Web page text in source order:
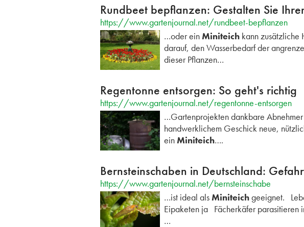
Rundbeet bepflanzen: Gestalten Sie
https://www.gartenjournal.net/rundbeet-bepflanzen
…oder ein Miniteich kann zusätzliche
darauf, den Wasserbedarf der
dieser Pflanzen…
Regentonne entsorgen: So geht's richtig
https://www.gartenjournal.net/regentonne-entsorgen
…Gartenprojekten dankbare
handwerklichem Geschick neue,
ein Miniteich….
Bernsteinschaben in Deutschland:
https://www.gartenjournal.net/bernsteinschabe
…ist ideal als Miniteichgeeignet.
Eipaketen ja Fächerkäfer parasitieren
…